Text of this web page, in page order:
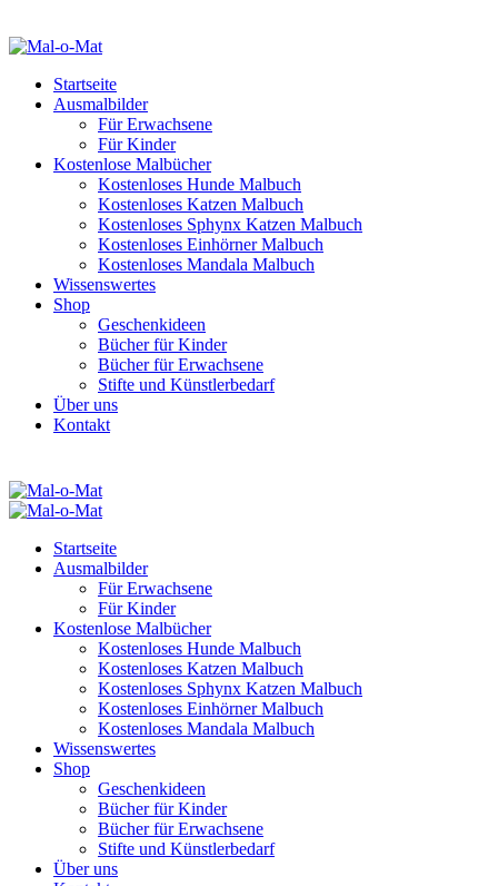
Startseite
Ausmalbilder
Für Erwachsene
Für Kinder
Kostenlose Malbücher
Kostenloses Hunde Malbuch
Kostenloses Katzen Malbuch
Kostenloses Sphynx Katzen Malbuch
Kostenloses Einhörner Malbuch
Kostenloses Mandala Malbuch
Wissenswertes
Shop
Geschenkideen
Bücher für Kinder
Bücher für Erwachsene
Stifte und Künstlerbedarf
Über uns
Kontakt
Startseite
Ausmalbilder
Für Erwachsene
Für Kinder
Kostenlose Malbücher
Kostenloses Hunde Malbuch
Kostenloses Katzen Malbuch
Kostenloses Sphynx Katzen Malbuch
Kostenloses Einhörner Malbuch
Kostenloses Mandala Malbuch
Wissenswertes
Shop
Geschenkideen
Bücher für Kinder
Bücher für Erwachsene
Stifte und Künstlerbedarf
Über uns